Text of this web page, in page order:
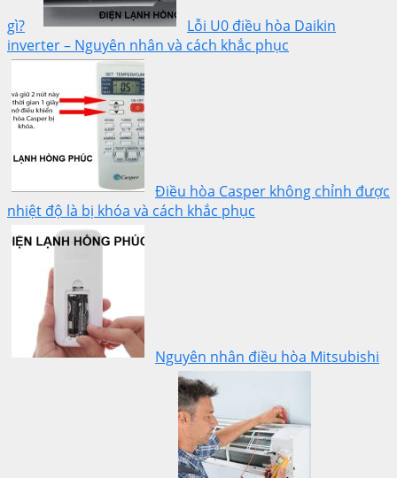
gì?
Lỗi U0 điều hòa Daikin
inverter – Nguyên nhân và cách khắc phục
Điều hòa Casper không chỉnh được
nhiệt độ là bị khóa và cách khắc phục
Nguyên nhân điều hòa Mitsubishi